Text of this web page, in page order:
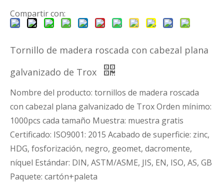
Compartir con:
Tornillo de madera roscada con cabezal plana
galvanizado de Trox
Nombre del producto: tornillos de madera roscada
con cabezal plana galvanizado de Trox Orden mínimo:
1000pcs cada tamaño Muestra: muestra gratis
Certificado: ISO9001: 2015 Acabado de superficie: zinc,
HDG, fosforización, negro, geomet, dacromente,
níquel Estándar: DIN, ASTM/ASME, JIS, EN, ISO, AS, GB
Paquete: cartón+paleta